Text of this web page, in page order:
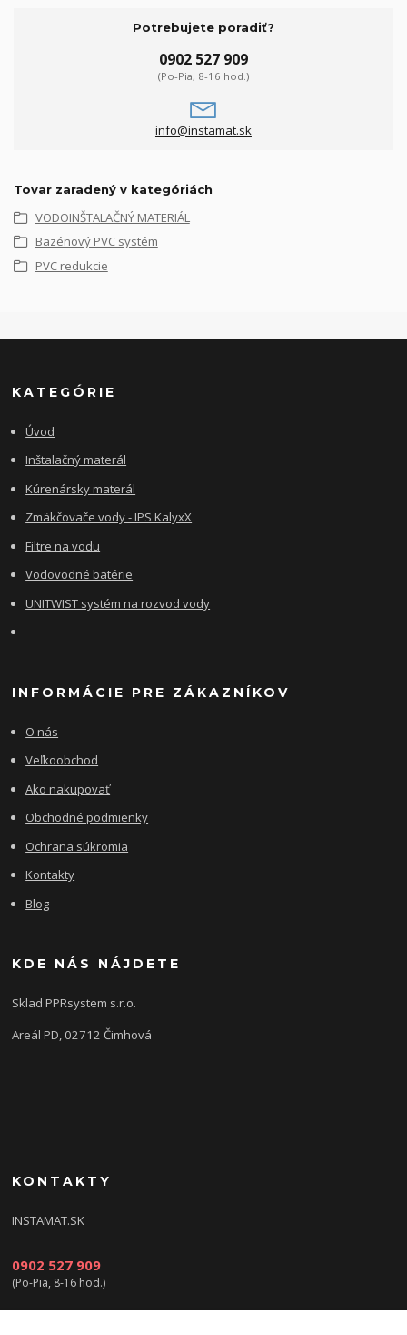
Potrebujete poradiť?
0902 527 909
(Po-Pia, 8-16 hod.)
info@instamat.sk
Tovar zaradený v kategóriách
VODOINŠTALAČNÝ MATERIÁL
Bazénový PVC systém
PVC redukcie
KATEGÓRIE
Úvod
Inštalačný materál
Kúrenársky materál
Zmäkčovače vody - IPS KalyxX
Filtre na vodu
Vodovodné batérie
UNITWIST systém na rozvod vody
INFORMÁCIE PRE ZÁKAZNÍKOV
O nás
Veľkoobchod
Ako nakupovať
Obchodné podmienky
Ochrana súkromia
Kontakty
Blog
KDE NÁS NÁJDETE
Sklad PPRsystem s.r.o.
Areál PD, 02712 Čimhová
KONTAKTY
INSTAMAT.SK
0902 527 909
(Po-Pia, 8-16 hod.)
info@instamat.sk